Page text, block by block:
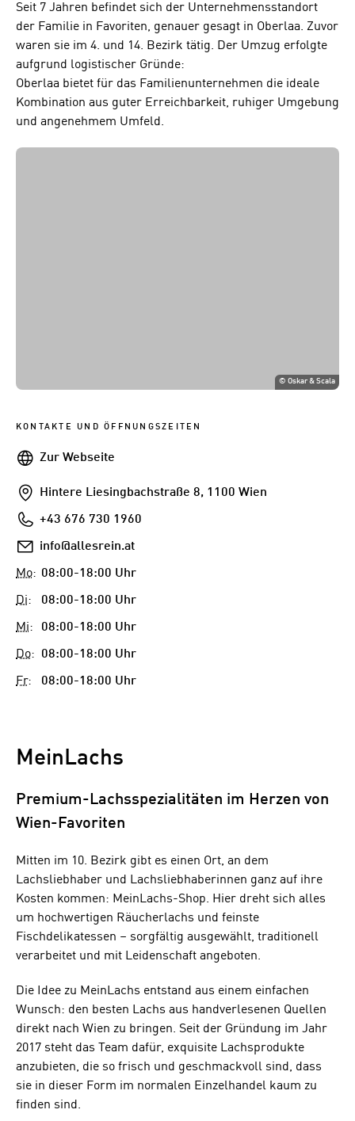
Seit 7 Jahren befindet sich der Unternehmensstandort
der Familie in Favoriten, genauer gesagt in Oberlaa. Zuvor
waren sie im 4. und 14. Bezirk tätig. Der Umzug erfolgte
aufgrund logistischer Gründe:
Oberlaa bietet für das Familienunternehmen die ideale
Kombination aus guter Erreichbarkeit, ruhiger Umgebung
und angenehmem Umfeld.
©Oskar & Scala
KONTAKTE UND ÖFFNUNGSZEITEN
WebseiteZur Webseite
AddresseHintere Liesingbachstraße 8, 1100 Wien
Telefon+43 676 730 1960
E-
info@allesrein.at
Mo: 08:00-18:00 Uhr
Di: 08:00-18:00 Uhr
Mi: 08:00-18:00 Uhr
Do: 08:00-18:00 Uhr
Fr: 08:00-18:00 Uhr
MeinLachs
Premium-Lachsspezialitäten im Herzen von
Wien-Favoriten
Mitten im 10. Bezirk gibt es einen Ort, an dem
Lachsliebhaber und Lachsliebhaberinnen ganz auf ihre
Kosten kommen: MeinLachs-Shop. Hier dreht sich alles
um hochwertigen Räucherlachs und feinste
Fischdelikatessen – sorgfältig ausgewählt, traditionell
verarbeitet und mit Leidenschaft angeboten.
Die Idee zu MeinLachs entstand aus einem einfachen
Wunsch: den besten Lachs aus handverlesenen Quellen
direkt nach Wien zu bringen. Seit der Gründung im Jahr
2017 steht das Team dafür, exquisite Lachsprodukte
anzubieten, die so frisch und geschmackvoll sind, dass
sie in dieser Form im normalen Einzelhandel kaum zu
finden sind.